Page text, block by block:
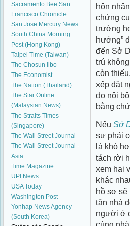
Sacramento Bee San
Francisco Chronicle
San Jose Mercury News
South China Morning
Post (Hong Kong)
Taipei Time (Taiwan)
The Chosun Ilbo
The Economist
The Nation (Thailand)
The Star Online
(Malaysian News)
The Straits Times
(Singapore)
The Wall Street Journal
The Wall Street Journal -
Asia
Time Magazine
UPI News
USA Today
Washington Post
Yonhap News Agency
(South Korea)
hôn
chứng cụ
trường
hưởng”
đến Sở
trú
còn
xếp đặt
do nội
bằng
Nếu Sở
sự phải
là khó
tách rời
xem hai
khác
hồ sơ sẽ
tận nhà
người ở